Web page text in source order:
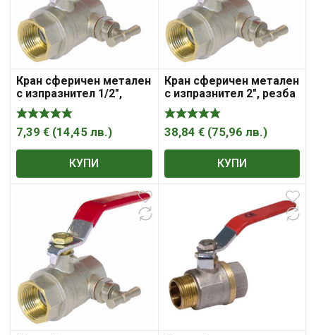
Кран сферичен метален
с изпразнител 1/2″,
резба Ж резба Ж,
Sferaco , „Syveco“
7,39 € (14,45 лв.)
КУПИ
Кран сферичен метален
с изпразнител 2″, резба
Ж резба Ж, Sferaco ,
„Syveco“
38,84 € (75,96 лв.)
КУПИ